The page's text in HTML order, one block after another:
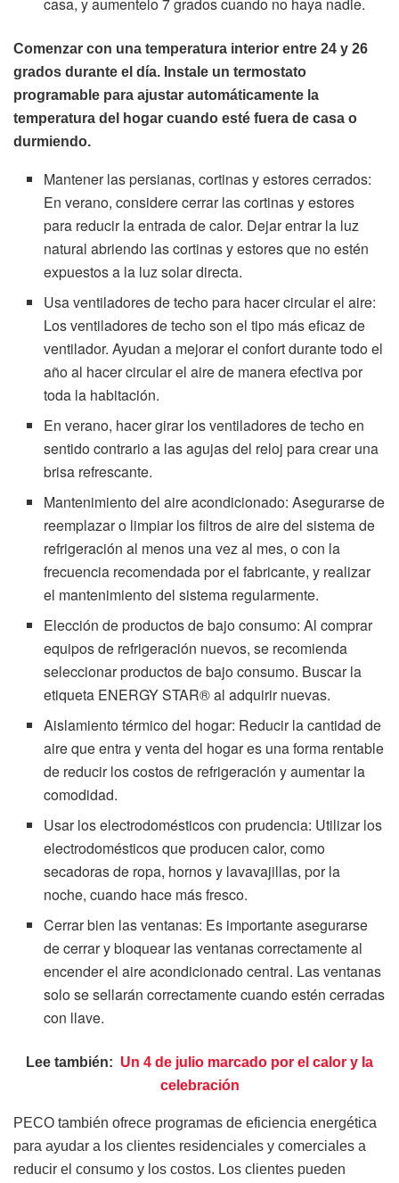
Comenzar con una temperatura interior entre 24 y 26
grados durante el día. Instale un termostato
programable para ajustar automáticamente la
temperatura del hogar cuando esté fuera de casa o
durmiendo.
Mantener las persianas, cortinas y estores cerrados:
En verano, considere cerrar las cortinas y estores
para reducir la entrada de calor. Dejar entrar la luz
natural abriendo las cortinas y estores que no estén
expuestos a la luz solar directa.
Usa ventiladores de techo para hacer circular el aire:
Los ventiladores de techo son el tipo más eficaz de
ventilador. Ayudan a mejorar el confort durante todo el
año al hacer circular el aire de manera efectiva por
toda la habitación.
En verano, hacer girar los ventiladores de techo en
sentido contrario a las agujas del reloj para crear una
brisa refrescante.
Mantenimiento del aire acondicionado: Asegurarse de
reemplazar o limpiar los filtros de aire del sistema de
refrigeración al menos una vez al mes, o con la
frecuencia recomendada por el fabricante, y realizar
el mantenimiento del sistema regularmente.
Elección de productos de bajo consumo: Al comprar
equipos de refrigeración nuevos, se recomienda
seleccionar productos de bajo consumo. Buscar la
etiqueta ENERGY STAR® al adquirir nuevas.
Aislamiento térmico del hogar: Reducir la cantidad de
aire que entra y venta del hogar es una forma rentable
de reducir los costos de refrigeración y aumentar la
comodidad.
Usar los electrodomésticos con prudencia: Utilizar los
electrodomésticos que producen calor, como
secadoras de ropa, hornos y lavavajillas, por la
noche, cuando hace más fresco.
Cerrar bien las ventanas: Es importante asegurarse
de cerrar y bloquear las ventanas correctamente al
encender el aire acondicionado central. Las ventanas
solo se sellarán correctamente cuando estén cerradas
con llave.
Lee también: Un 4 de julio marcado por el calor y la
celebración
PECO también ofrece programas de eficiencia energética
para ayudar a los clientes residenciales y comerciales a
reducir el consumo y los costos. Los clientes pueden